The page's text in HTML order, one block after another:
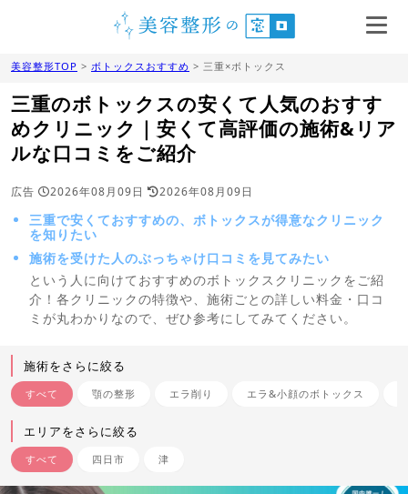
美容整形TOP > ボトックスおすすめ > 三重×ボトックス
三重のボトックスの安くて人気のおすす
めクリニック｜安くて高評価の施術&リア
ルな口コミをご紹介
広告 2026年08月09日 2026年08月09日
三重で安くておすすめの、ボトックスが得意なクリニック
を知りたい
施術を受けた人のぶっちゃけ口コミを見てみたい
という人に向けておすすめのボトックスクリニックをご紹
介！各クリニックの特徴や、施術ごとの詳しい料金・口コ
ミが丸わかりなので、ぜひ参考にしてみてください。
施術をさらに絞る
すべて 顎の整形 エラ削り エラ&小顔のボトックス
エリアをさらに絞る
すべて 四日市 津